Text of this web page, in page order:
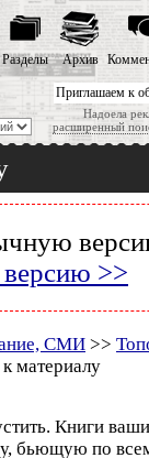
Приглашаем к
Надоела
расширенный
Разделы Архив
>>
СМИ >>
материалу
Книги
бьющую по